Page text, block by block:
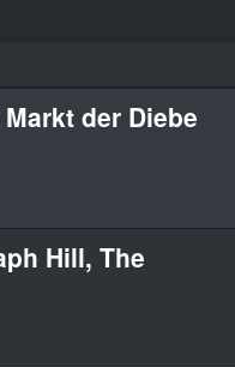
der Diebe
Hill, The